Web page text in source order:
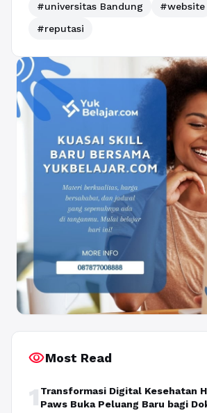
#universitas Bandung
#website
#reputasi
visibilityMost Read
1 Transformasi Digital Kesehatan
Paws Buka Peluang Baru bagi